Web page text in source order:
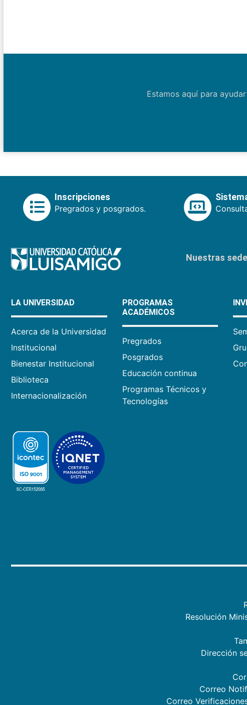
Estamos aquí para
Inscripciones
Pregrados y posgrados.
Nuestras
LA UNIVERSIDAD
Acerca de la Universidad
Institucional
Bienestar Institucional
Biblioteca
Internacionalización
PROGRAMAS
ACADÉMICOS
Pregrados
Posgrados
Educación continua
Programas Técnicos y
Tecnologías
Resolución
Dirección
Correo
Correo